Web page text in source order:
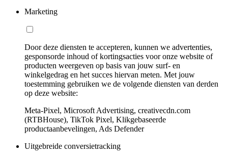
Marketing
Door deze diensten te accepteren, kunnen we advertenties,
gesponsorde inhoud of kortingsacties voor onze website of
producten weergeven op basis van jouw surf- en
winkelgedrag en het succes hiervan meten. Met jouw
toestemming gebruiken we de volgende diensten van derden
op deze website:
Meta-Pixel, Microsoft Advertising, creativecdn.com
(RTBHouse), TikTok Pixel, Klikgebaseerde
productaanbevelingen, Ads Defender
Uitgebreide conversietracking